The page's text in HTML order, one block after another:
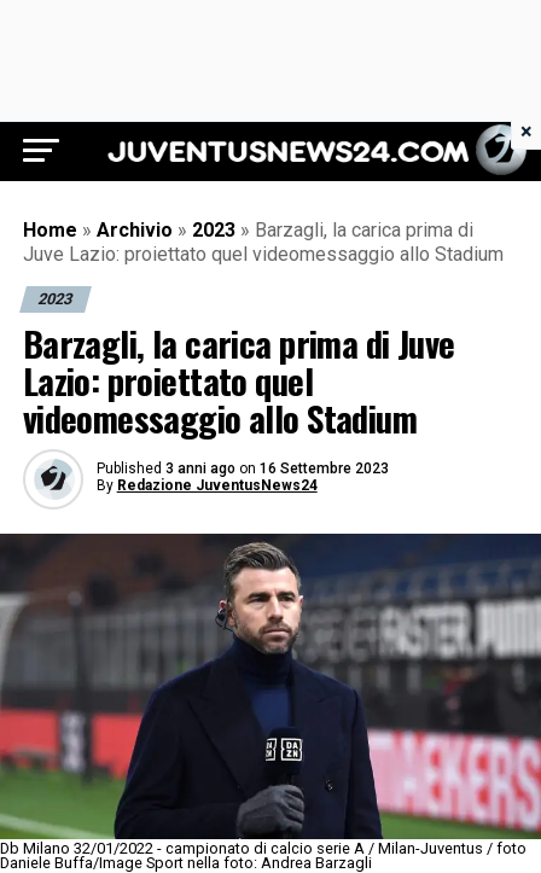
Juventus News 24
Home » Archivio » 2023 » Barzagli, la carica prima di
Juve Lazio: proiettato quel videomessaggio allo Stadium
2023
Barzagli, la carica prima di Juve
Lazio: proiettato quel
videomessaggio allo Stadium
Published 3 anni ago on 16 Settembre 2023
By Redazione JuventusNews24
Db Milano 32/01/2022 - campionato di calcio serie A / Milan-Juventus / foto
Daniele Buffa/Image Sport nella foto: Andrea Barzagli
×